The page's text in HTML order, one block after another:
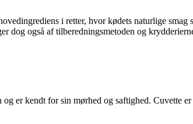
i retter, hvor kødets naturlige smag
dog også af tilberedningsmetoden og
er kendt for sin mørhed og saftighed. Cuvette